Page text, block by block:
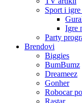
Sport i
Igre
Party
Brendovi
Biggies
BumBumz
Dreameez
Gonher
Robocar
Rastar